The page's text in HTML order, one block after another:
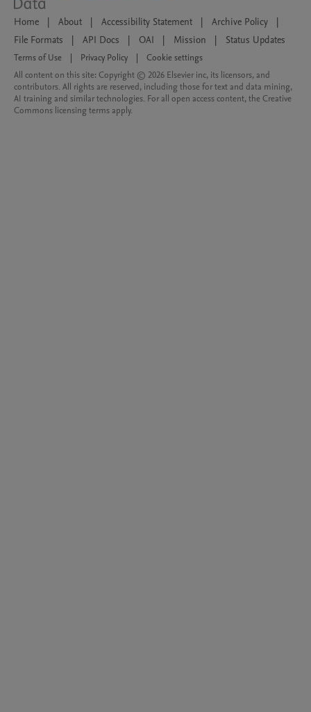
Home | About | Accessibility Statement | Archive Policy
|
File Formats
| API Docs | OAI | Mission | Status Updates
Terms of Use Privacy Policy
Cookie settings
All content on this site: Copyright © 2026 Elsevier inc, its licensors, and
contributors. All rights are reserved, including those for text and data mining,
AI training and similar technologies. For all open access content, the Creative
Commons licensing terms apply.